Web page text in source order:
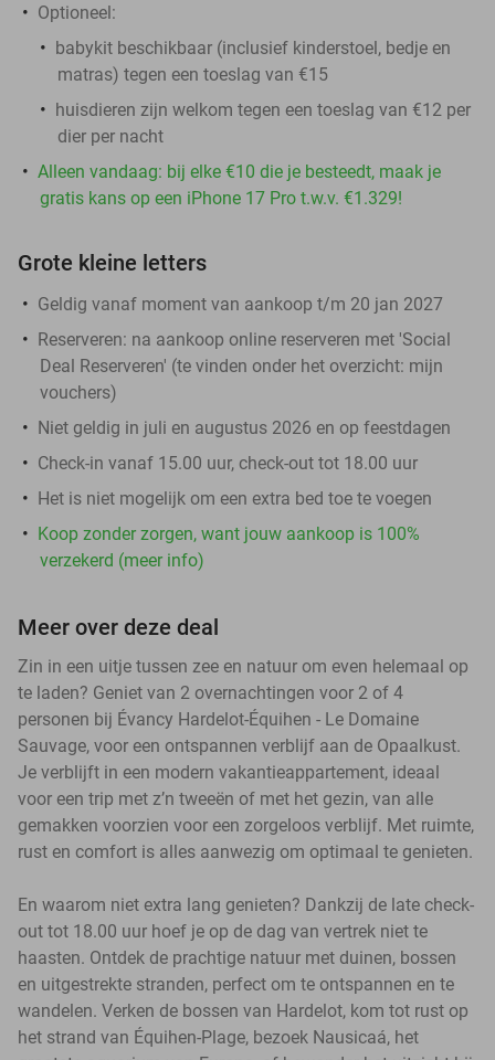
Optioneel:
babykit beschikbaar (inclusief kinderstoel, bedje en
matras) tegen een toeslag van €15
huisdieren zijn welkom tegen een toeslag van €12 per
dier per nacht
Alleen vandaag: bij elke €10 die je besteedt, maak je
gratis kans op een iPhone 17 Pro t.w.v. €1.329!
Grote kleine letters
Geldig vanaf moment van aankoop t/m 20 jan 2027
Reserveren: na aankoop online reserveren met 'Social
Deal Reserveren' (te vinden onder het overzicht: mijn
vouchers)
Niet geldig in juli en augustus 2026 en op feestdagen
Check-in vanaf 15.00 uur, check-out tot 18.00 uur
Het is niet mogelijk om een extra bed toe te voegen
Koop zonder zorgen, want jouw aankoop is 100%
verzekerd (meer info)
Meer over deze deal
Zin in een uitje tussen zee en natuur om even helemaal op
te laden? Geniet van 2 overnachtingen voor 2 of 4
personen bij Évancy Hardelot-Équihen - Le Domaine
Sauvage, voor een ontspannen verblijf aan de Opaalkust.
Je verblijft in een modern vakantieappartement, ideaal
voor een trip met z’n tweeën of met het gezin, van alle
gemakken voorzien voor een zorgeloos verblijf. Met ruimte,
rust en comfort is alles aanwezig om optimaal te genieten.
En waarom niet extra lang genieten? Dankzij de late check-
out tot 18.00 uur hoef je op de dag van vertrek niet te
haasten. Ontdek de prachtige natuur met duinen, bossen
en uitgestrekte stranden, perfect om te ontspannen en te
wandelen. Verken de bossen van Hardelot, kom tot rust op
het strand van Équihen-Plage, bezoek Nausicaá, het